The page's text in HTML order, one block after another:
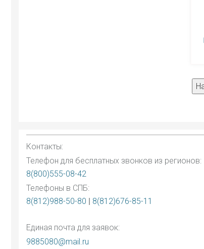
Контакты:
Телефон для бесплатных звонков из регионов:
8(800)555-08-42
Телефоны в СПБ:
8(812)988-50-80 | 8(812)676-85-11
Единая почта для заявок:
9885080@mail.ru